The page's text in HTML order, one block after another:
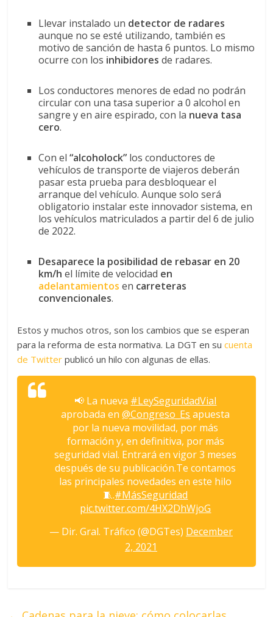
Llevar instalado un detector de radares
aunque no se esté utilizando, también es
motivo de sanción de hasta 6 puntos. Lo mismo
ocurre con los inhibidores de radares.
Los conductores menores de edad no podrán
circular con una tasa superior a 0 alcohol en
sangre y en aire espirado, con la nueva tasa
cero.
Con el“alcoholock” los conductores de
vehículos de transporte de viajeros deberán
pasar esta prueba para desbloquear el
arranque del vehículo. Aunque solo será
obligatorio instalar este innovador sistema, en
los vehículos matriculados a partir del 6 de julio
de 2022.
Desaparece la posibilidad de rebasar en 20
km/h el límite de velocidad en
adelantamientos en carreteras
convencionales.
Estos y muchos otros, son los cambios que se esperan
para la reforma de esta normativa. La DGT en sucuenta
de Twitter publicó un hilo con algunas de ellas.
📢 La nueva #LeySeguridadVial
aprobada en@Congreso_Es apuesta
por la nueva movilidad, por más
formación y, en definitiva, por más
seguridad vial. Entrará en vigor 3 meses
después de su publicación.Te contamos
las principales novedades en este hilo
🧵.#MásSeguridad
pic.twitter.com/4HX2DhWjoG
— Dir. Gral. Tráfico (@DGTes) December
2, 2021